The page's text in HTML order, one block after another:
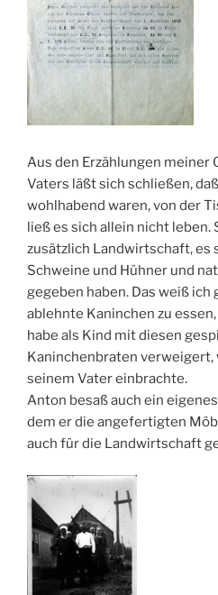
Aus den Erzählungen meiner
Vaters läßt sich schließen,
wohlhabend waren, von der
ließ es sich allein nicht
zusätzlich Landwirtschaft, es
Schweine und Hühner und
gegeben haben. Das weiß ich
ablehnte Kaninchen zu
habe als Kind mit diesen
Kaninchenbraten
seinem Vater einbrachte.
Anton besaß auch ein
dem er die angefertigten
auch für die Landwirtschaft